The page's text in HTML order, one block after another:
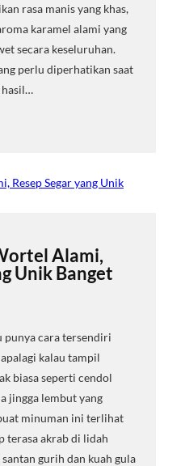
rasa manis yang khas,
karamel alami yang
secara keseluruhan.
perlu diperhatikan saat
hasil…
Alami,
Unik Banget
punya cara tersendiri
kalau tampil
biasa seperti cendol
jingga lembut yang
minuman ini terlihat
terasa akrab di lidah
gurih dan kuah gula